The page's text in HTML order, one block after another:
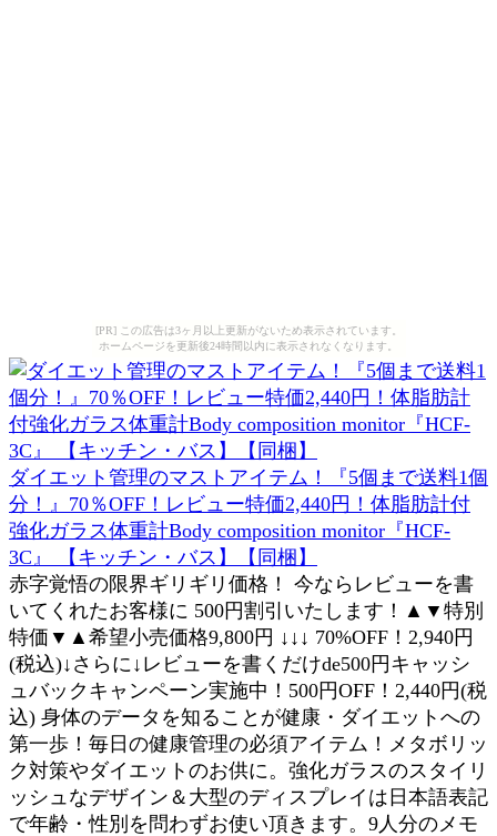
[PR] この広告は3ヶ月以上更新がないため表示されています。
ホームページを更新後24時間以内に表示されなくなります。
ダイエット管理のマストアイテム！『5個まで送料1個
分！』70％OFF！レビュー特価2,440円！体脂肪計付
強化ガラス体重計Body composition monitor『HCF-
3C』 【キッチン・バス】【同梱】
赤字覚悟の限界ギリギリ価格！ 今ならレビューを書
いてくれたお客様に 500円割引いたします！▲▼特別
特価▼▲希望小売価格9,800円 ↓↓↓ 70%OFF！2,940円
(税込)↓さらに↓レビューを書くだけde500円キャッシ
ュバックキャンペーン実施中！500円OFF！2,440円(税
込) 身体のデータを知ることが健康・ダイエットへの
第一歩！毎日の健康管理の必須アイテム！メタボリッ
ク対策やダイエットのお供に。強化ガラスのスタイリ
ッシュなデザイン＆大型のディスプレイは日本語表記
で年齢・性別を問わずお使い頂きます。9人分のメモ